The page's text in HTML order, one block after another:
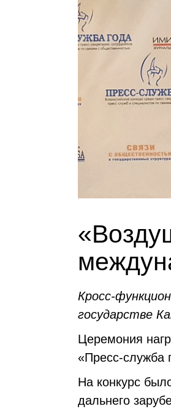
Кросс-
государстве
Церемония
«Пресс-служба
На конкурс
дальнего